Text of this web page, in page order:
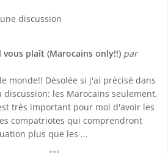
discussion
vous plaît (Marocains only!!) par
monde!! Désolée si j'ai précisé dans
discussion: les Marocains seulement,
très important pour moi d'avoir les
compatriotes qui comprendront
plus que les ...